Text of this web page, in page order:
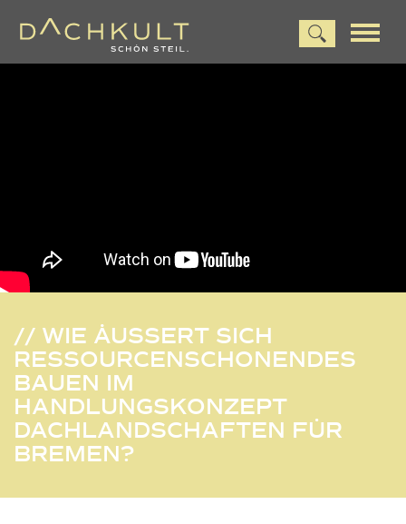
// WIE ÄUSSERT SICH R
ESSOURCENSCHONENDES B
AUEN IM H
ANDLUNGSKONZEPT D
ACHLANDSCHAFTEN FÜR B
REMEN?